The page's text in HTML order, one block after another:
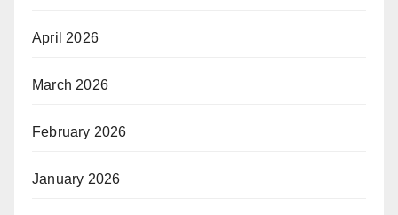
April 2026
March 2026
February 2026
January 2026